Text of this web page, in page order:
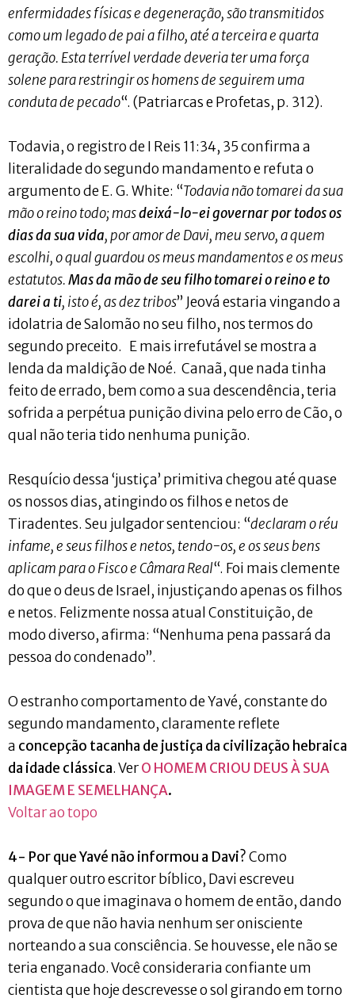
enfermidades físicas e degeneração, são transmitidos
como um legado de pai a filho, até a terceira e quarta
geração. Esta terrível verdade deveria ter uma força
solene para restringir os homens de seguirem uma
conduta de pecado“. (Patriarcas e Profetas, p. 312).
Todavia, o registro de I Reis 11:34, 35 confirma a
literalidade do segundo mandamento e refuta o
argumento de E. G. White: “Todavia não tomarei da sua
mão o reino todo; masdeixá-lo-ei governar por todos os
dias da sua vida, por amor de Davi, meu servo, a quem
escolhi, o qual guardou os meus mandamentos e os meus
estatutos.Mas da mão de seu filho tomarei o reino e to
darei a ti, isto é, as dez tribos” Jeová estaria vingando a
idolatria de Salomão no seu filho, nos termos do
segundo preceito. E mais irrefutável se mostra a
lenda da maldição de Noé. Canaã, que nada tinha
feito de errado, bem como a sua descendência, teria
sofrida a perpétua punição divina pelo erro de Cão, o
qual não teria tido nenhuma punição.
Resquício dessa ‘justiça’ primitiva chegou até quase
os nossos dias, atingindo os filhos e netos de
Tiradentes. Seu julgador sentenciou: “declaram o réu
infame, e seus filhos e netos, tendo-os, e os seus bens
aplicam para o Fisco e Câmara Real“. Foi mais clemente
do que o deus de Israel, injustiçando apenas os filhos
e netos. Felizmente nossa atual Constituição, de
modo diverso, afirma: “Nenhuma pena passará da
pessoa do condenado”.
O estranho comportamento de Yavé, constante do
segundo mandamento, claramente reflete
a concepção tacanha de justiça da civilização hebraica
da idade clássica. VerO HOMEM CRIOU DEUS À SUA
IMAGEM E SEMELHANÇA.
Voltar ao topo
4- Por que Yavé não informou a Davi?Como
qualquer outro escritor bíblico, Davi escreveu
segundo o que imaginava o homem de então, dando
prova de que não havia nenhum ser onisciente
norteando a sua consciência. Se houvesse, ele não se
teria enganado. Você consideraria confiante um
cientista que hoje descrevesse o sol girando em torno